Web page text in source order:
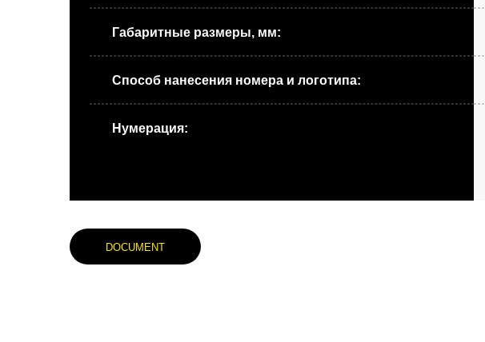
Габаритные размеры, мм:
Способ нанесения номера и логотипа:
Нумерация:
DOCUMENT